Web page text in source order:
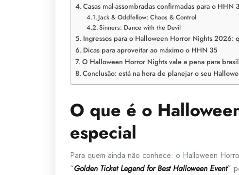
Casas mal-assombradas confirmadas para o HHN
Jack & Oddfellow: Chaos & Control
Sinners: Dance with the Devil
Ingressos para o Halloween Horror Nights 2026:
Dicas para aproveitar ao máximo o HHN 35
O Halloween Horror Nights vale a pena para
Conclusão: está na hora de planejar o seu
O que é o
especial
Para quem ainda não conhece: o Halloween
“Golden Ticket Legend for Best Halloween Event”